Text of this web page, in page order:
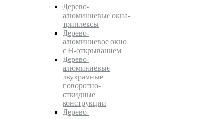
Дерево-
алюминиевые окна-
триплексы
Дерево-
алюминиевое окно
с Н-открыванием
Дерево-
алюминиевые
двухрамные
поворотно-
откидные
конструкции
Дерево-